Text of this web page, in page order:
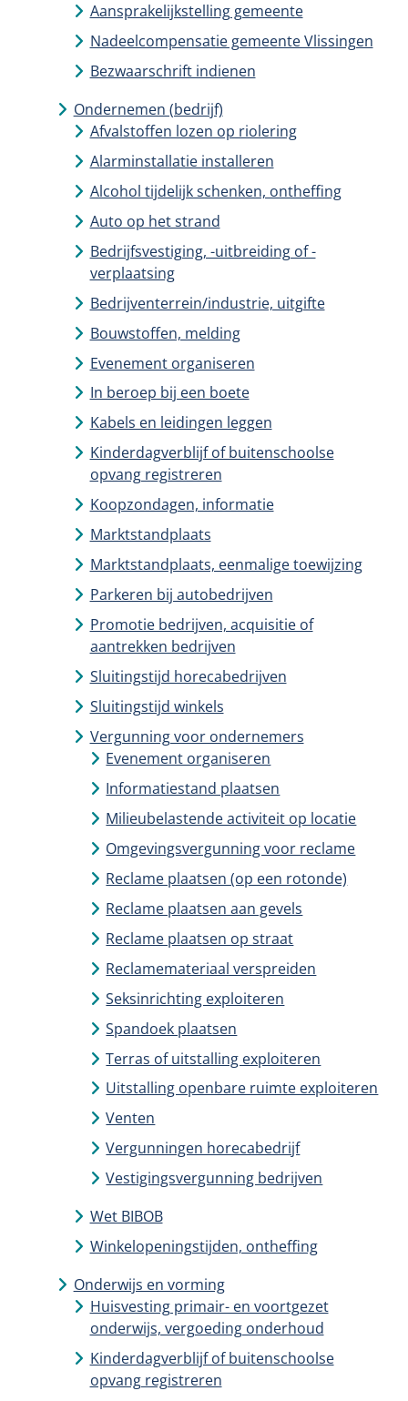
Aansprakelijkstelling gemeente
Nadeelcompensatie gemeente Vlissingen
Bezwaarschrift indienen
Ondernemen (bedrijf)
Afvalstoffen lozen op riolering
Alarminstallatie installeren
Alcohol tijdelijk schenken, ontheffing
Auto op het strand
Bedrijfsvestiging, -uitbreiding of -
verplaatsing
Bedrijventerrein/industrie, uitgifte
Bouwstoffen, melding
Evenement organiseren
In beroep bij een boete
Kabels en leidingen leggen
Kinderdagverblijf of buitenschoolse
opvang registreren
Koopzondagen, informatie
Marktstandplaats
Marktstandplaats, eenmalige toewijzing
Parkeren bij autobedrijven
Promotie bedrijven, acquisitie of
aantrekken bedrijven
Sluitingstijd horecabedrijven
Sluitingstijd winkels
Vergunning voor ondernemers
Evenement organiseren
Informatiestand plaatsen
Milieubelastende activiteit op locatie
Omgevingsvergunning voor reclame
Reclame plaatsen (op een rotonde)
Reclame plaatsen aan gevels
Reclame plaatsen op straat
Reclamemateriaal verspreiden
Seksinrichting exploiteren
Spandoek plaatsen
Terras of uitstalling exploiteren
Uitstalling openbare ruimte exploiteren
Venten
Vergunningen horecabedrijf
Vestigingsvergunning bedrijven
Wet BIBOB
Winkelopeningstijden, ontheffing
Onderwijs en vorming
Huisvesting primair- en voortgezet
onderwijs, vergoeding onderhoud
Kinderdagverblijf of buitenschoolse
opvang registreren